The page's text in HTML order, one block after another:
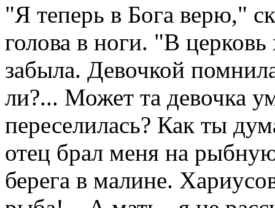
"Я теперь в Бога верю,"
голова в ноги. "В
забыла. Девочкой
ли?... Может та девочка
переселилась? Как ты
отец брал меня на
берега в малине.